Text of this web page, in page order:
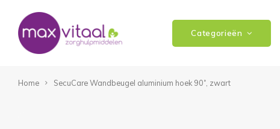
Categorieën
Home SecuCare Wandbeugel aluminium hoek 90˚, zwart